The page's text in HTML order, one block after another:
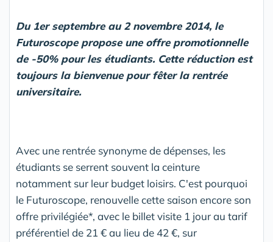
Du 1erseptembre au 2 novembre 2014, le
Futuroscope propose une offre promotionnelle
de -50% pour les étudiants. Cette réduction est
toujours la bienvenue pour fêter la rentrée
universitaire.
Avec une rentrée synonyme de dépenses, les
étudiants se serrent souvent la ceinture
notamment sur leur budget loisirs. C'est pourquoi
le Futuroscope, renouvelle cette saison encore son
offre privilégiée*, avec le billet visite 1 jour au tarif
préférentiel de 21 € au lieu de 42 €, sur